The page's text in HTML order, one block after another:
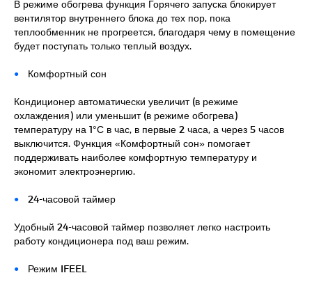
В режиме обогрева функция Горячего запуска блокирует
вентилятор внутреннего блока до тех пор, пока
теплообменник не прогреется, благодаря чему в помещение
будет поступать только теплый воздух.
Комфортный сон
Кондиционер автоматически увеличит (в режиме
охлаждения) или уменьшит (в режиме обогрева)
температуру на 1°С в час, в первые 2 часа, а через 5 часов
выключится. Функция «Комфортный сон» помогает
поддерживать наиболее комфортную температуру и
экономит электроэнергию.
24-часовой таймер
Удобный 24-часовой таймер позволяет легко настроить
работу кондиционера под ваш режим.
Режим IFEEL